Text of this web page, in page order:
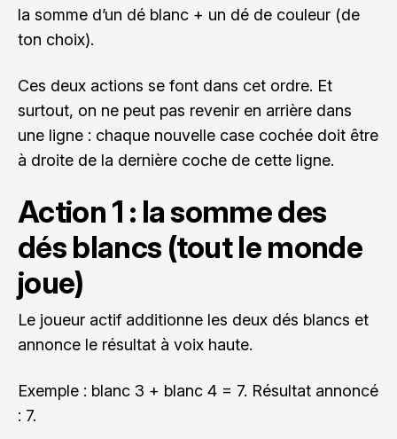
la somme d’un dé blanc + un dé de couleur (de
ton choix).
Ces deux actions se font dans cet ordre. Et
surtout, on ne peut pas revenir en arrière dans
une ligne : chaque nouvelle case cochée doit être
à droite de la dernière coche de cette ligne.
Action 1 : la somme des
dés blancs (tout le monde
joue)
Le joueur actif additionne les deux dés blancs et
annonce le résultat à voix haute.
Exemple : blanc 3 + blanc 4 = 7. Résultat annoncé
: 7.